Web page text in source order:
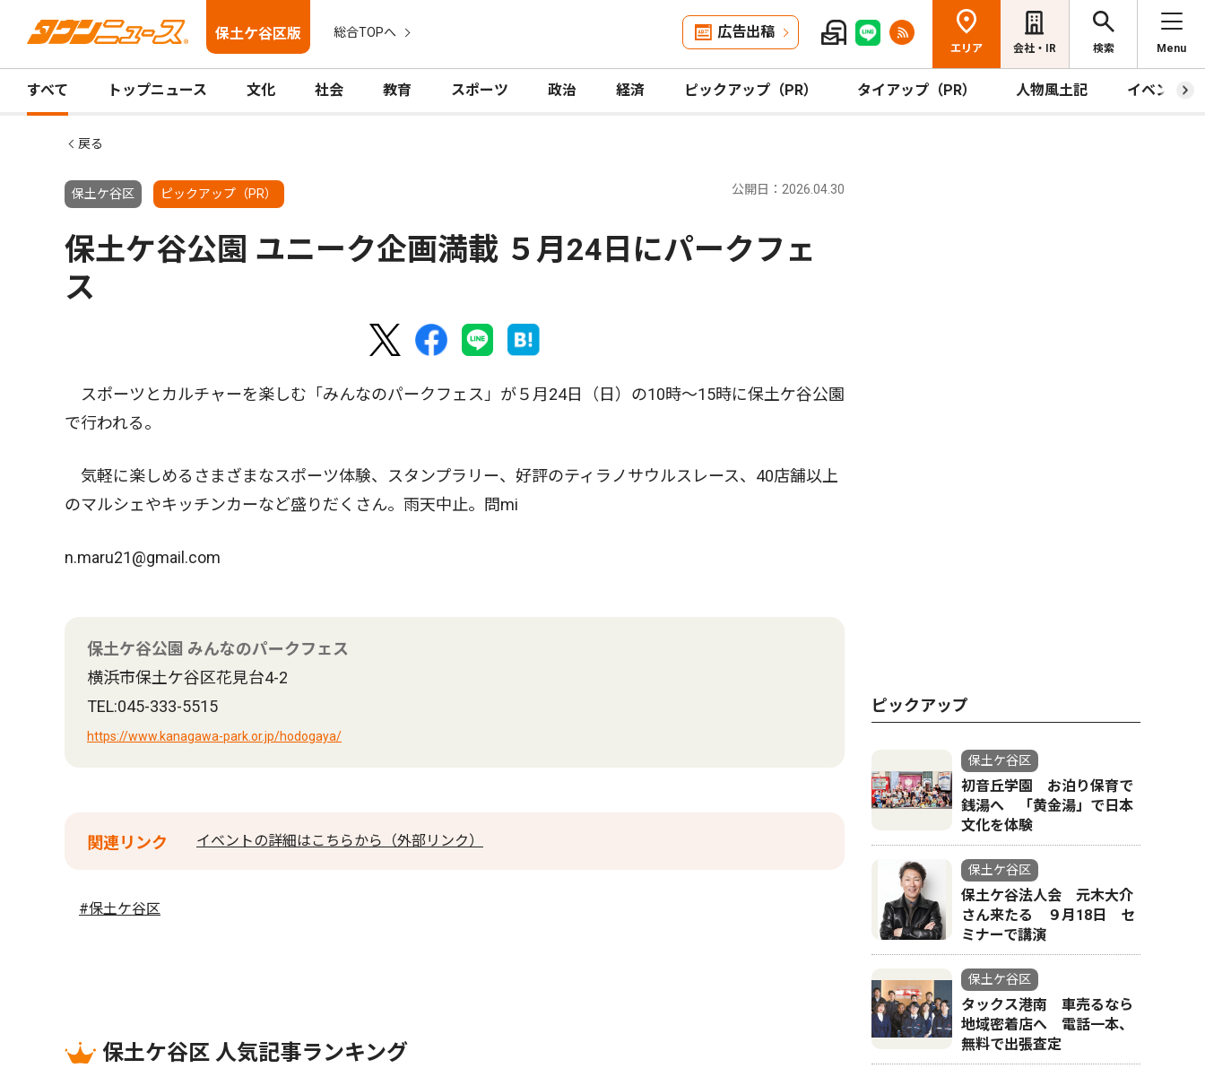
保土ケ谷区版 総合TOPへ 広告出稿
エリア 会社・IR 検索 Menu
すべて トップニュース 文化 社会 教育 スポーツ 政治 経済 ピックアップ（PR） タイアップ（PR） 人物風土記 イベント
戻る
保土ケ谷区 ピックアップ（PR） 公開日：2026.04.30
保土ケ谷公園 ユニーク企画満載 ５月24日にパークフェ
ス
スポーツとカルチャーを楽しむ「みんなのパークフェス」が５月24日（日）の10時〜15時に保土ケ谷公園
で行われる。
気軽に楽しめるさまざまなスポーツ体験、スタンプラリー、好評のティラノサウルスレース、40店舗以上
のマルシェやキッチンカーなど盛りだくさん。雨天中止。問mi
n.maru21@gmail.com
保土ケ谷公園 みんなのパークフェス
横浜市保土ケ谷区花見台4-2
TEL:045-333-5515
https://www.kanagawa-park.or.jp/hodogaya/
関連リンク イベントの詳細はこちらから（外部リンク）
#保土ケ谷区
保土ケ谷区 人気記事ランキング
ピックアップ
保土ケ谷区
初音丘学園 お泊り保育で
銭湯へ 「黄金湯」で日本
文化を体験
保土ケ谷区
保土ケ谷法人会 元木大介
さん来たる ９月18日 セ
ミナーで講演
保土ケ谷区
タックス港南 車売るなら
地域密着店へ 電話一本、
無料で出張査定